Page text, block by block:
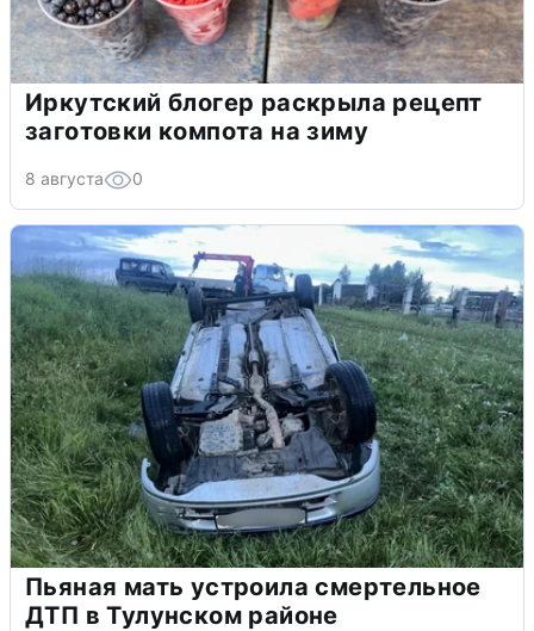
Иркутский блогер раскрыла рецепт
заготовки компота на зиму
8 августа 0
Пьяная мать устроила смертельное
ДТП в Тулунском районе